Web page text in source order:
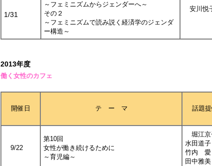
1/31
～フェミニズムからジェンダーへ～
その２
～フェミニズムで読み説く経済学のジェンダ
ー構造～
安川悦
2013年度
働く女性のカフェ
開催日 テ ー マ 話題
9/22
第10回
女性が働き続けるために
～育児編～
堀江京
水田道子
竹内 愛
田中雅美